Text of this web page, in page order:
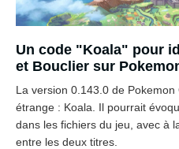
Un code "Koala" pour
et Bouclier sur
La version 0.143.0 de Pokemon GO a laissé filtrer un code
étrange : Koala. Il pourrait
dans les fichiers du jeu, avec à
entre les deux titres.